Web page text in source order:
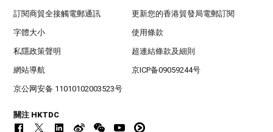
訂閱商貿全接觸電郵通訊 更新您的香港貿發局電郵訂閱
字體大小 使用條款
私隱政策聲明 超連結條款及細則
網站導航 京ICP备09059244号
京公网安备 11010102003523号
關注 HKTDC